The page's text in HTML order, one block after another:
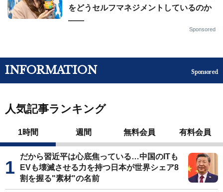
をどうセルフマネジメントしているのか
——
Sponsored
INFORMATION Sponsored
人気記事ランキング
1時間 週間 無料会員 有料会員
だから習近平は心底焦っている…中国のITも
EVも壊滅させる力を持つ日本が世界シェア8
割を握る"素材"の名前